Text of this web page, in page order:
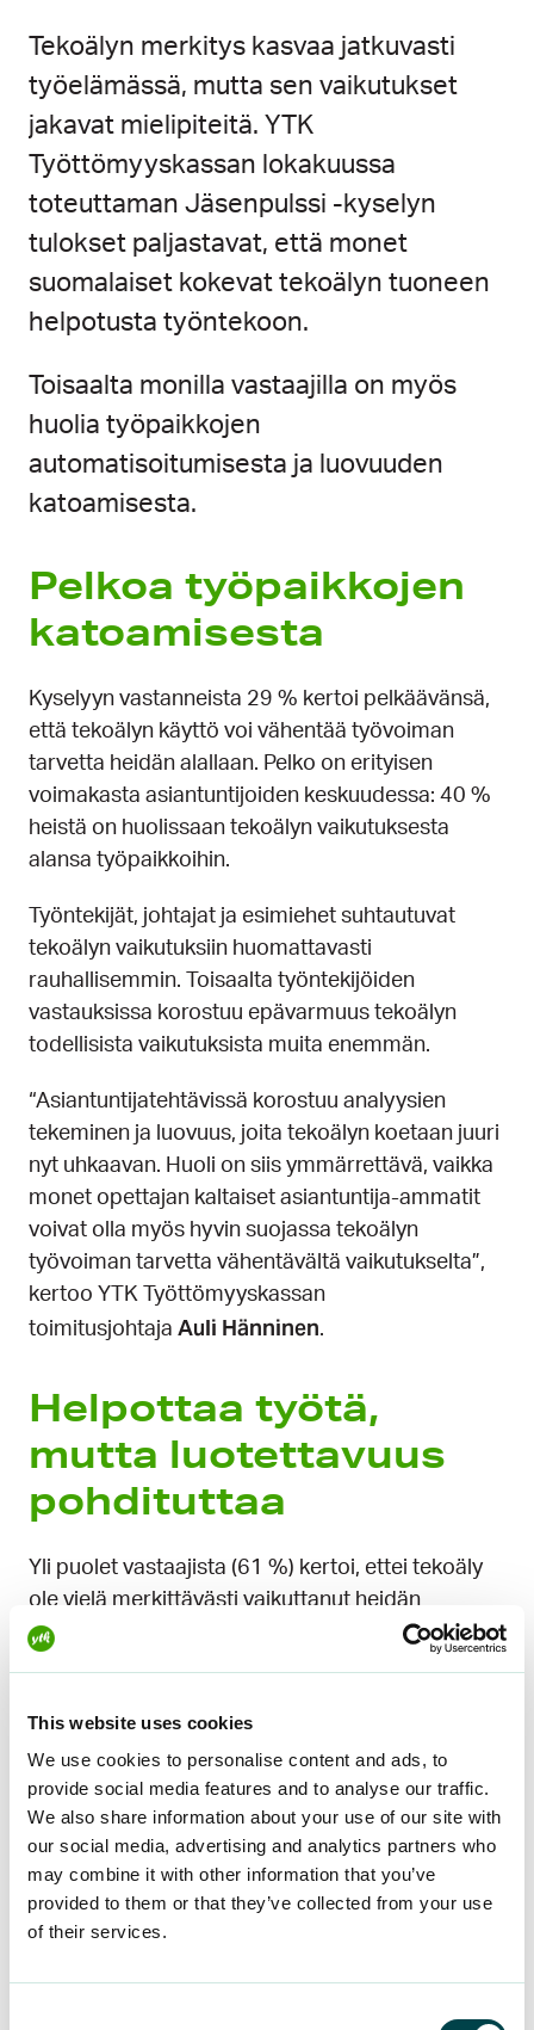
This website uses cookies
We use cookies to personalise content and ads, to
provide social media features and to analyse our traffic.
We also share information about your use of our site with
our social media, advertising and analytics partners who
may combine it with other information that you’ve
provided to them or that they’ve collected from your use
of their services.
Tekoälyn merkitys kasvaa jatkuvasti
työelämässä, mutta sen vaikutukset
jakavat mielipiteitä. YTK
Työttömyyskassan lokakuussa
toteuttaman Jäsenpulssi -kyselyn
tulokset paljastavat, että monet
suomalaiset kokevat tekoälyn tuoneen
helpotusta työntekoon.
Toisaalta monilla vastaajilla on myös
huolia työpaikkojen
automatisoitumisesta ja luovuuden
katoamisesta.
Pelkoa työpaikkojen
katoamisesta
Kyselyyn vastanneista 29 % kertoi pelkäävänsä,
että tekoälyn käyttö voi vähentää työvoiman
tarvetta heidän alallaan. Pelko on erityisen
voimakasta asiantuntijoiden keskuudessa: 40 %
heistä on huolissaan tekoälyn vaikutuksesta
alansa työpaikkoihin.
Työntekijät, johtajat ja esimiehet suhtautuvat
tekoälyn vaikutuksiin huomattavasti
rauhallisemmin. Toisaalta työntekijöiden
vastauksissa korostuu epävarmuus tekoälyn
todellisista vaikutuksista muita enemmän.
“Asiantuntijatehtävissä korostuu analyysien
tekeminen ja luovuus, joita tekoälyn koetaan juuri
nyt uhkaavan. Huoli on siis ymmärrettävä, vaikka
monet opettajan kaltaiset asiantuntija-ammatit
voivat olla myös hyvin suojassa tekoälyn
työvoiman tarvetta vähentävältä vaikutukselta”,
kertoo YTK Työttömyyskassan
toimitusjohtaja Auli Hänninen.
Helpottaa työtä,
mutta luotettavuus
pohdituttaa
Yli puolet vastaajista (61 %) kertoi, ettei tekoäly
ole vielä merkittävästi vaikuttanut heidän
työhönsä. Kuitenkin 20 % koki tekoälyn jo
Joillakin aloilla, kuten asiakaspalvelutehtävissä,
tekoäly on tuonut mukanaan myös uudenlaisia
haasteita: ”Työ on muuttunut tekemisestä siihen,
että tarkistetaan ja korjataan tekoälyn sekoilua”,
kuvailee eräs vastaaja työtehtäviensä
muuttumista.
Osalla huolta